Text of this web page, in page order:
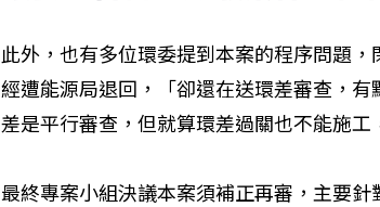
此外，也有多位環委提到本案的程序問題
經遭能源局退回，「卻還在送環差審查，
差是平行審查，但就算環差過關也不能施工
最終專案小組決議本案須補正再審，主要